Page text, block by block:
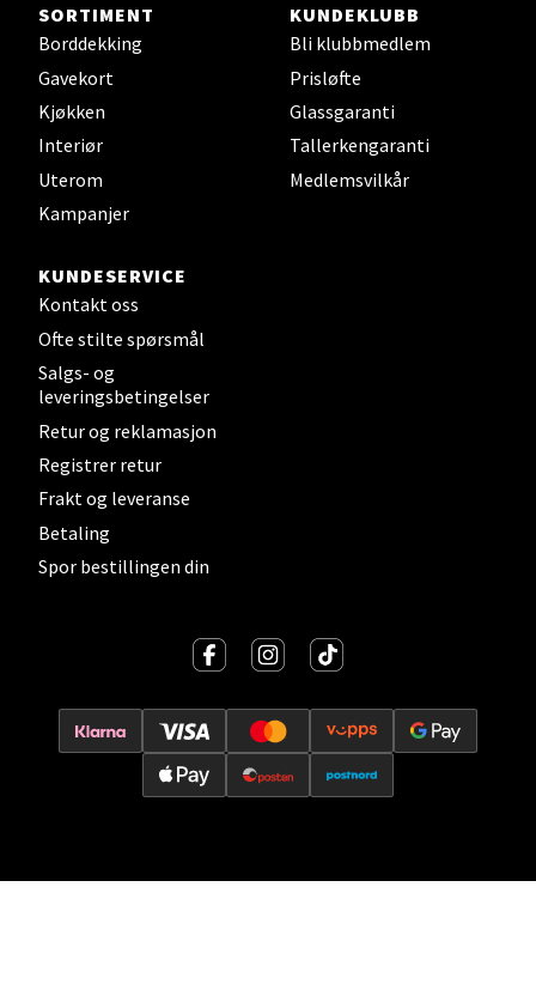
SORTIMENT
Borddekking
Gavekort
Kjøkken
Interiør
Uterom
Kampanjer
KUNDEKLUBB
Bli klubbmedlem
Prisløfte
Glassgaranti
Tallerkengaranti
Medlemsvilkår
KUNDESERVICE
Kontakt oss
Ofte stilte spørsmål
Salgs- og
leveringsbetingelser
Retur og reklamasjon
Registrer retur
Frakt og leveranse
Betaling
Spor bestillingen din
Leirvik - Stord
Torgbakken 2, 5401 Stord
Åpent i dag 10-17
0 i butikk
Oslo - Thon Senter Storo
Vitaminveien 7 - 9, 0485 Oslo
Åpent i dag 10-21
0 i butikk
Lillehammer - Strandtorget
Strandtorget, 2609 Lillehammer
Åpent i dag 09-20